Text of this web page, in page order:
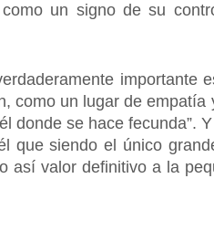
un signo de su
importante
como un lugar de empatía
donde se hace fecunda”.
que siendo el único
así valor definitivo a la